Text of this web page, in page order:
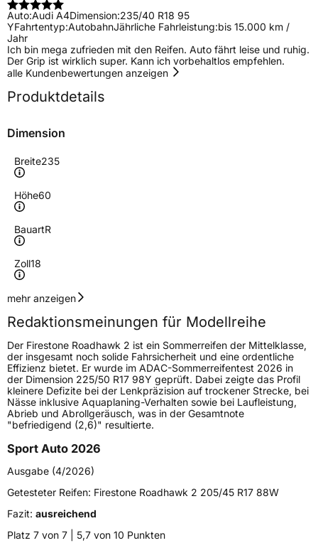
Auto:Audi A4Dimension:235/40 R18 95
YFahrtentyp:AutobahnJährliche Fahrleistung:bis 15.000 km /
Jahr
Ich bin mega zufrieden mit den Reifen. Auto fährt leise und ruhig.
Der Grip ist wirklich super. Kann ich vorbehaltlos empfehlen.
alle Kundenbewertungen anzeigen
Produktdetails
Dimension
Breite235
Höhe60
BauartR
Zoll18
Geschwindigkeitsindex
Höchstgeschwindigkeit
240 km/h
Lastindex107
Höchstlast975 kg
Generelle Merkmale
FahrzeugtypPKW
VerwendungSommerreifen
Modellname Roadhawk 2
Fahrzeugart PKW & SUV
mehr anzeigen
Redaktionsmeinungen für Modellreihe
Der Firestone Roadhawk 2 ist ein Sommerreifen der Mittelklasse,
der insgesamt noch solide Fahrsicherheit und eine ordentliche
Effizienz bietet. Er wurde im ADAC-Sommerreifentest 2026 in
der Dimension 225/50 R17 98Y geprüft. Dabei zeigte das Profil
kleinere Defizite bei der Lenkpräzision auf trockener Strecke, bei
Nässe inklusive Aquaplaning-Verhalten sowie bei Laufleistung,
Abrieb und Abrollgeräusch, was in der Gesamtnote
"befriedigend (2,6)" resultierte.
Sport Auto 2026
Ausgabe (4/2026)
Getesteter Reifen: Firestone Roadhawk 2 205/45 R17 88W
Fazit: ausreichend
Platz 7 von 7 | 5,7 von 10 Punkten